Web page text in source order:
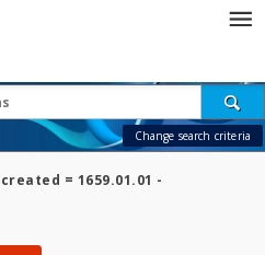
Change search criteria
= 1659.01.01 -